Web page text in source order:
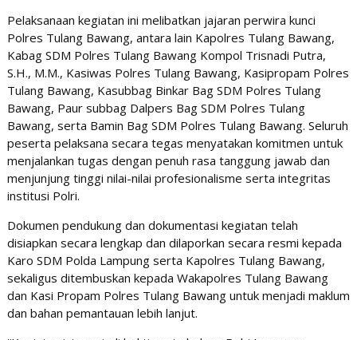
Pelaksanaan kegiatan ini melibatkan jajaran perwira kunci
Polres Tulang Bawang, antara lain Kapolres Tulang Bawang,
Kabag SDM Polres Tulang Bawang Kompol Trisnadi Putra,
S.H., M.M., Kasiwas Polres Tulang Bawang, Kasipropam Polres
Tulang Bawang, Kasubbag Binkar Bag SDM Polres Tulang
Bawang, Paur subbag Dalpers Bag SDM Polres Tulang
Bawang, serta Bamin Bag SDM Polres Tulang Bawang. Seluruh
peserta pelaksana secara tegas menyatakan komitmen untuk
menjalankan tugas dengan penuh rasa tanggung jawab dan
menjunjung tinggi nilai-nilai profesionalisme serta integritas
institusi Polri.
Dokumen pendukung dan dokumentasi kegiatan telah
disiapkan secara lengkap dan dilaporkan secara resmi kepada
Karo SDM Polda Lampung serta Kapolres Tulang Bawang,
sekaligus ditembuskan kepada Wakapolres Tulang Bawang
dan Kasi Propam Polres Tulang Bawang untuk menjadi maklum
dan bahan pemantauan lebih lanjut.